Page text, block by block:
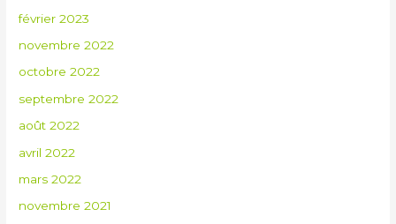
février 2023
novembre 2022
octobre 2022
septembre 2022
août 2022
avril 2022
mars 2022
novembre 2021